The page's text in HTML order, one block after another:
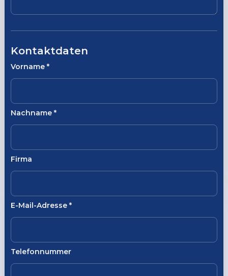
Kontaktdaten
Vorname *
Nachname *
Firma
E-Mail-Adresse *
Telefonnummer